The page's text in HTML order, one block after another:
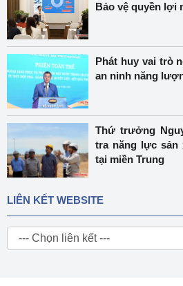
Bảo vệ quyền lợi
Phát huy vai trò
an ninh năng
Thứ trưởng
tra năng lực sản
tại miền Trung
LIÊN KẾT WEBSITE